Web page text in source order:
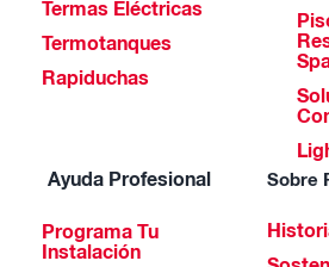
Termas Eléctricas
Termotanques
Rapiduchas
Ayuda Profesional
Programa Tu
Instalación
Sobre